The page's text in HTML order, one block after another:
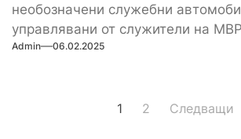
необозначени служебни
управлявани от служители на
Admin 06.02.2025
1 2 Следващи